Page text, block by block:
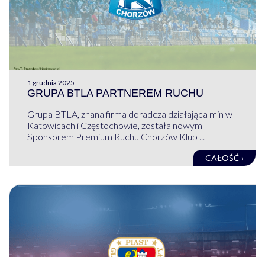
1 grudnia 2025
GRUPA BTLA PARTNEREM RUCHU
Grupa BTLA, znana firma doradcza działająca min w
Katowicach i Częstochowie, została nowym
Sponsorem Premium Ruchu Chorzów Klub ...
CAŁOŚĆ ›